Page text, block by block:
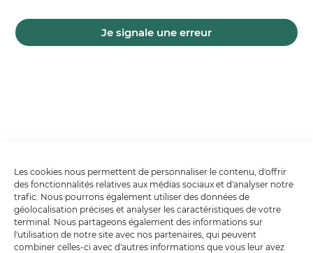
Les cookies nous permettent de personnaliser le contenu, d'offrir
des fonctionnalités relatives aux médias sociaux et d'analyser notre
trafic. Nous pourrons également utiliser des données de
géolocalisation précises et analyser les caractéristiques de votre
terminal. Nous partageons également des informations sur
l'utilisation de notre site avec nos partenaires, qui peuvent
combiner celles-ci avec d'autres informations que vous leur avez
Je signale une erreur